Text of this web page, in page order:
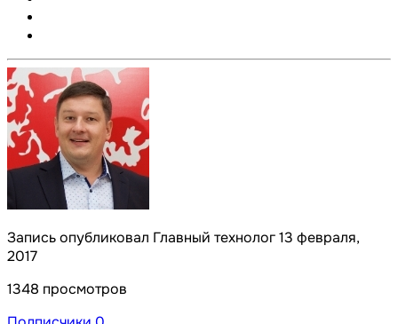
Запись опубликовал Главный технолог13 февраля,
2017
1348 просмотров